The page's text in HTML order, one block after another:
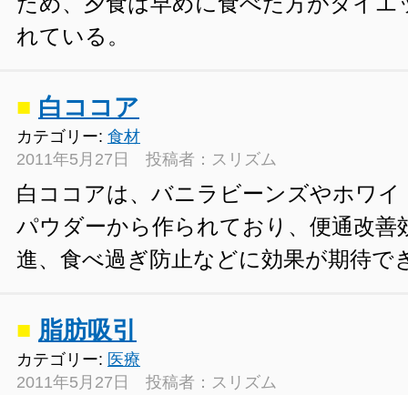
れている。
■ 白ココア
カテゴリー: 食材
2011年5月27日 投稿者：スリズム
白ココアは、バニラビーンズやホワ
パウダーから作られており、便通改善
進、食べ過ぎ防止などに効果が期待で
■ 脂肪吸引
カテゴリー: 医療
2011年5月27日 投稿者：スリズム